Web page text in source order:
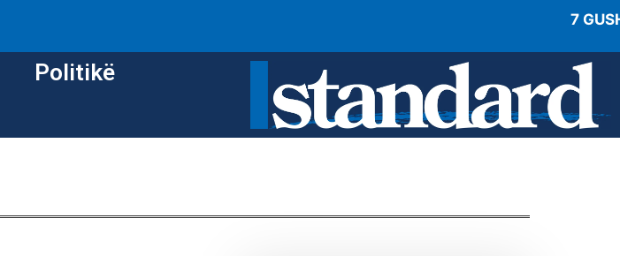
7
Politikë